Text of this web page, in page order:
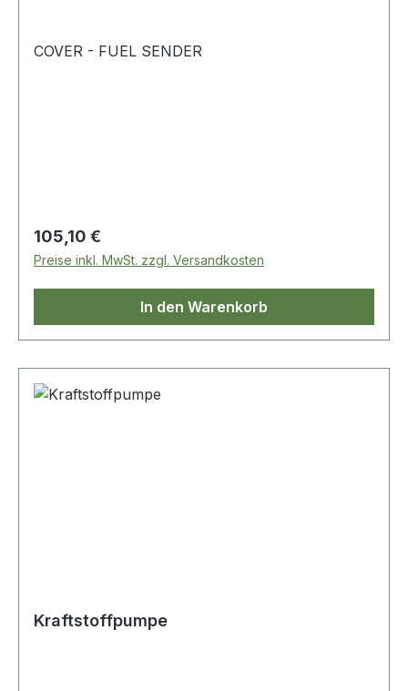
COVER - FUEL SENDER
Regulärer Preis:
105,10 €
Preise inkl. MwSt. zzgl. Versandkosten
In den Warenkorb
Kraftstoffpumpe